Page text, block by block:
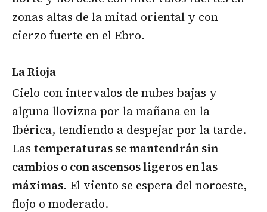
zonas altas de la mitad oriental y con
cierzo fuerte en el Ebro.
La Rioja
Cielo con intervalos de nubes bajas y
alguna llovizna por la mañana en la
Ibérica, tendiendo a despejar por la tarde.
Las temperaturas se mantendrán sin
cambios o con ascensos ligeros en las
máximas. El viento se espera del noroeste,
flojo o moderado.